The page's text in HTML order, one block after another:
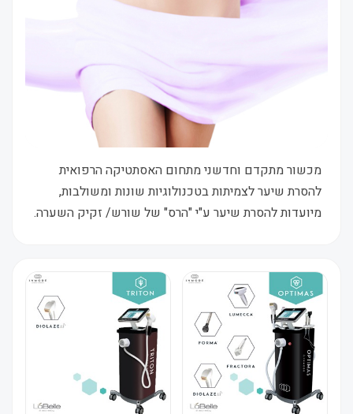
מכשור מתקדם וחדשני מתחום האסתטיקה הרפואית
להסרת שיער לצמיתות בטכנולוגיות שונות ומשולבות,
מיועדות להסרת שיער ע"י "הרס" של שורש/ זקיק השערה.